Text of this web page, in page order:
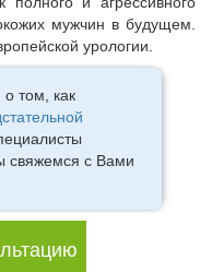
мужчин в будущем.
урологии.
том, как
свяжемся с Вами